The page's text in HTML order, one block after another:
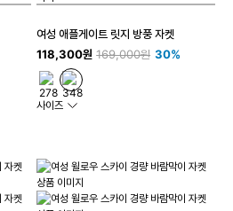
여성 애플게이트 릿지 방풍 자켓
118,300원 169,000원 30%
사이즈